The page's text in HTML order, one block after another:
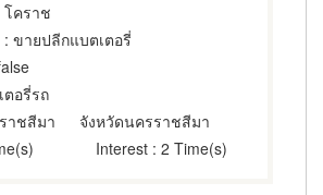
คราช
: ขายปลีกแบตเตอรี่
ตอรี่รถ
าชสีมา
จังหวัดนครราชสีมา
Interest : 2 Time(s)